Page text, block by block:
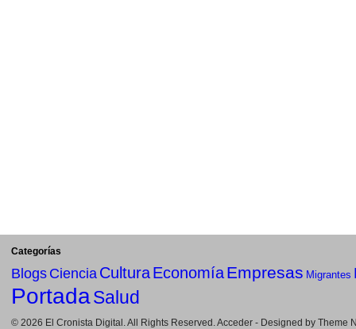
Categorías
BlogsCiencia CulturaEconomíaEmpresas Migrantes
PortadaSalud
© 2026 El Cronista Digital . All Rights Reserved.Acceder - Designed by Theme